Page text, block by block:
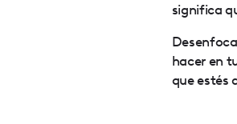
significa
hacer en
que estés